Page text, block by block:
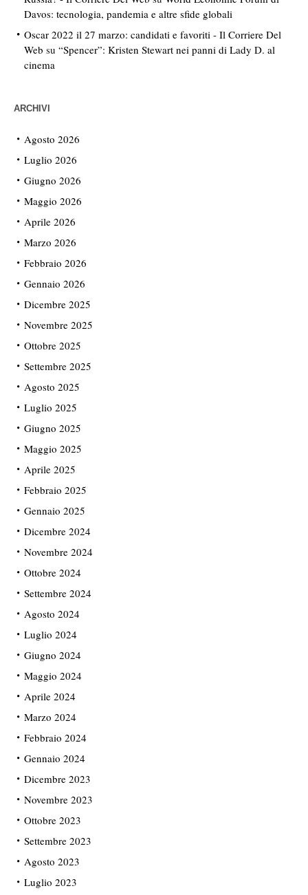
Davos: tecnologia, pandemia e altre sfide globali
Oscar 2022 il 27 marzo: candidati e favoriti - Il Corriere Del
Web su “Spencer”: Kristen Stewart nei panni di Lady D. al
cinema
ARCHIVI
Agosto 2026
Luglio 2026
Giugno 2026
Maggio 2026
Aprile 2026
Marzo 2026
Febbraio 2026
Gennaio 2026
Dicembre 2025
Novembre 2025
Ottobre 2025
Settembre 2025
Agosto 2025
Luglio 2025
Giugno 2025
Maggio 2025
Aprile 2025
Febbraio 2025
Gennaio 2025
Dicembre 2024
Novembre 2024
Ottobre 2024
Settembre 2024
Agosto 2024
Luglio 2024
Giugno 2024
Maggio 2024
Aprile 2024
Marzo 2024
Febbraio 2024
Gennaio 2024
Dicembre 2023
Novembre 2023
Ottobre 2023
Settembre 2023
Agosto 2023
Luglio 2023